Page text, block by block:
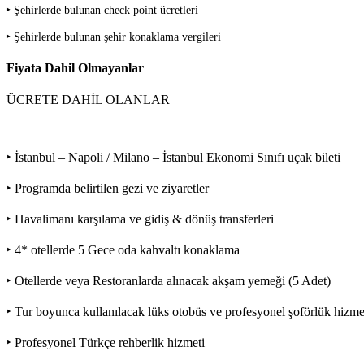
‣ Şehirlerde bulunan check point ücretleri
‣ Şehirlerde bulunan şehir konaklama vergileri
Fiyata Dahil Olmayanlar
ÜCRETE DAHİL OLANLAR
‣ İstanbul – Napoli / Milano – İstanbul Ekonomi Sınıfı uçak bileti
‣ Programda belirtilen gezi ve ziyaretler
‣ Havalimanı karşılama ve gidiş & dönüş transferleri
‣ 4* otellerde 5 Gece oda kahvaltı konaklama
‣ Otellerde veya Restoranlarda alınacak akşam yemeği (5 Adet)
‣ Tur boyunca kullanılacak lüks otobüs ve profesyonel şoförlük
‣ Profesyonel Türkçe rehberlik hizmeti